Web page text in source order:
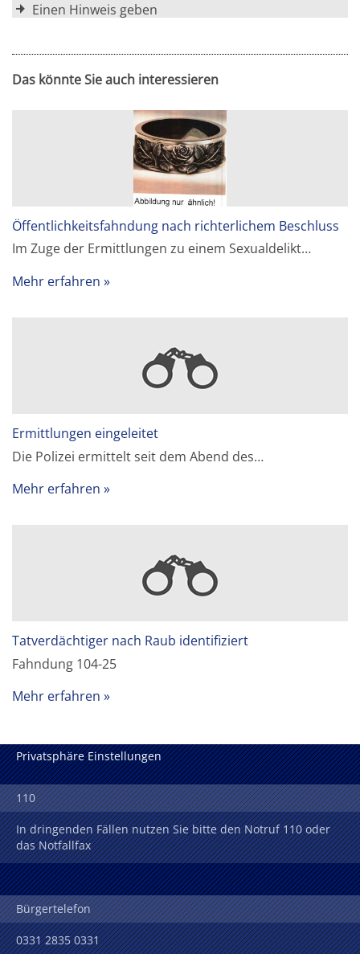
Einen Hinweis geben
Das könnte Sie auch interessieren
Öffentlichkeitsfahndung nach richterlichem Beschluss
Im Zuge der Ermittlungen zu einem Sexualdelikt…
Mehr erfahren
Ermittlungen eingeleitet
Die Polizei ermittelt seit dem Abend des…
Mehr erfahren
Tatverdächtiger nach Raub identifiziert
Fahndung 104-25
Mehr erfahren
Privatsphäre Einstellungen
110
In dringenden Fällen nutzen Sie bitte den Notruf 110 oder
das Notfallfax
Bürgertelefon
0331 2835 0331